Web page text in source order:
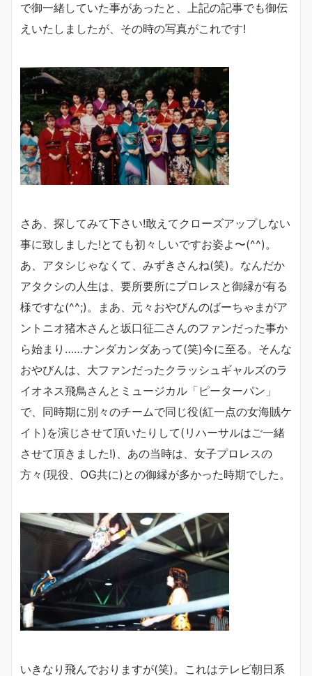
で御一緒していた事があったと、上記の記事でも御伝
えいたしましたが、その時の写真がこれです!
さあ、探してみて下さい!敢えてクローズアップしない
事に致しました!とても初々しいですお姿よ〜(^^)。
あ、アタシじゃなくて、みずきさんね(笑)。なんだか
アタクシの人生は、要所要所にプロレスと御縁が有る
様ですな(^^;)。まあ、元々おやびんのばーちゃまがア
ントニオ猪木さんと坂口征二さんのファンだった事か
ら始まり……ナンダカンダあって(笑)今に至る。そんな
おやびんは、大ファンだったクラッシュギャルズのラ
イオネス飛鳥さんとミュージカル「ピーターパン」
で、同時期に別々のチームで同じ役(紅一点の女海賊ケ
イト)を演じさせて頂いたりして(リハーサルはご一緒
させて頂きました!)、あの当時は、女子プロレスの
方々(現役、OG共に)との御縁が多かった時期でした。
いきなり飛んでおりますが(笑)。これはテレビ朝日系